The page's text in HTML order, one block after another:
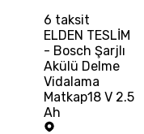
6 taksit
ELDEN TESLİM
- Bosch Şarjlı
Akülü Delme
Vidalama
Matkap18 V 2.5
Ah